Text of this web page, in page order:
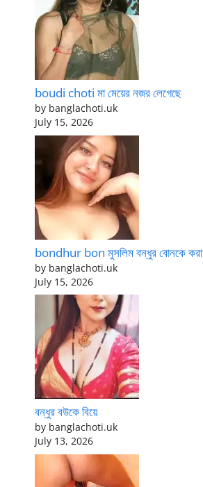
boudi choti মা মেয়ের নজর লেগেছে
by banglachoti.uk
July 15, 2026
bondhur bon মুসলিম বন্ধুর বোনকে করা
by banglachoti.uk
July 15, 2026
বন্ধুর বউকে বিয়ে
by banglachoti.uk
July 13, 2026